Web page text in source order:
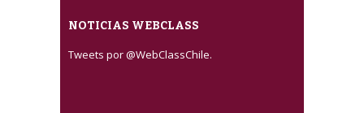
NOTICIAS WEBCLASS
Tweets por @WebClassChile.